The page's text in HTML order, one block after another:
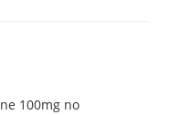
100mg no